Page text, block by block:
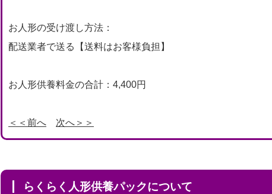
お人形の受け渡し方法：
配送業者で送る【送料はお客様負担】
お人形供養料金の合計：4,400円
＜＜前へ 次へ＞＞
らくらく人形供養パックについて